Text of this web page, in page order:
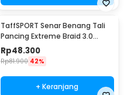
TaffSPORT Senar Benang Tali
Pancing Extreme Braid 3.0
500M - FM-PEL
Rp48.300
Rp81.900 42%
+ Keranjang